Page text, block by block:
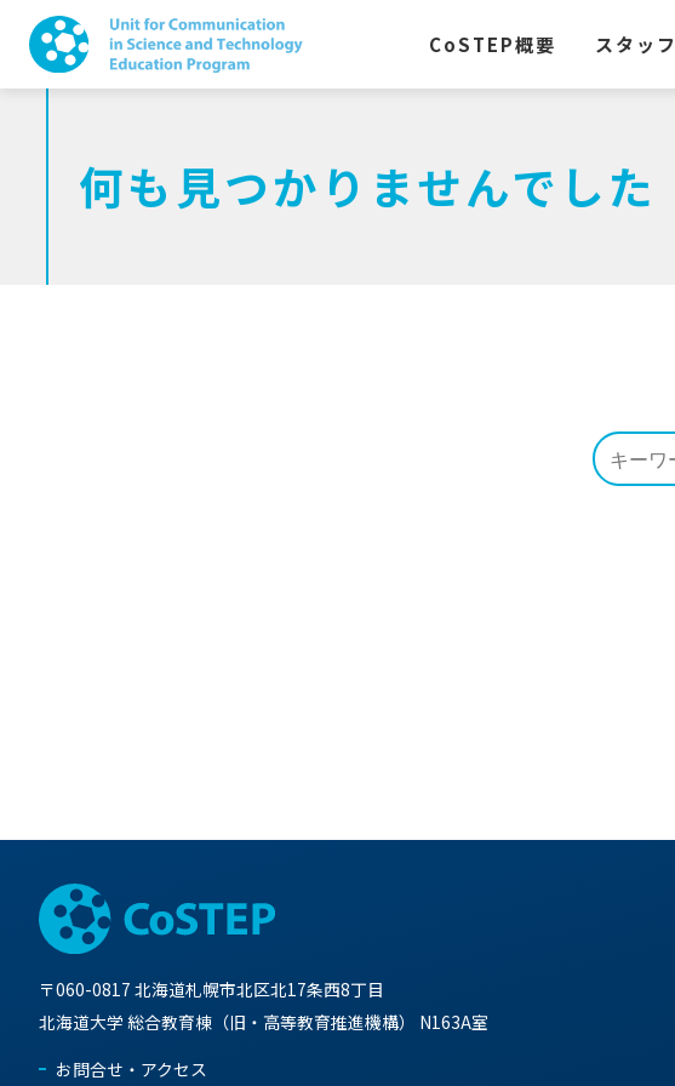
CoSTEP概要 スタッフ
何も見つかりませんでした
〒060-0817 北海道札幌市北区北17条西8丁目
北海道大学 総合教育棟（旧・高等教育推進機構） N163A室
お問合せ・アクセス